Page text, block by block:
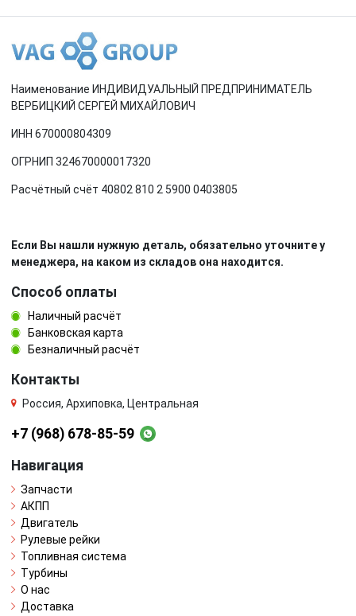
Toyota
Volvo
Наименование ИНДИВИДУАЛЬНЫЙ ПРЕДПРИНИМАТЕЛЬ
ВЕРБИЦКИЙ СЕРГЕЙ МИХАЙЛОВИЧ
ИНН 670000804309
ОГРНИП 324670000017320
Расчётный счёт 40802 810 2 5900 0403805
Если Вы нашли нужную деталь, обязательно уточните у
менеджера, на каком из складов она находится.
Способ оплаты
Наличный расчёт
Банковская карта
Безналичный расчёт
Контакты
Россия, Архиповка, Центральная
+7 (968) 678-85-59
Навигация
Запчасти
АКПП
Двигатель
Рулевые рейки
Топливная система
Турбины
О нас
Доставка